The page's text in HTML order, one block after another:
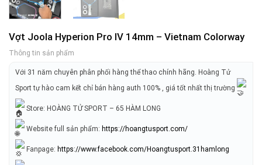
Vợt Joola Hyperion Pro IV 14mm – Vietnam Colorway
Thông tin sản phẩm
Với 31 năm chuyên phân phối hàng thể thao chính hãng. Hoàng Tử
Sport tự hào cam kết chỉ bán hàng auth 100% , giá tốt nhất thị trường
Store: HOÀNG TỬ SPORT – 65 HÀM LONG
Website full sản phẩm: https://hoangtusport.com/
Fanpage: https://www.facebook.com/Hoangtusport.31hamlong